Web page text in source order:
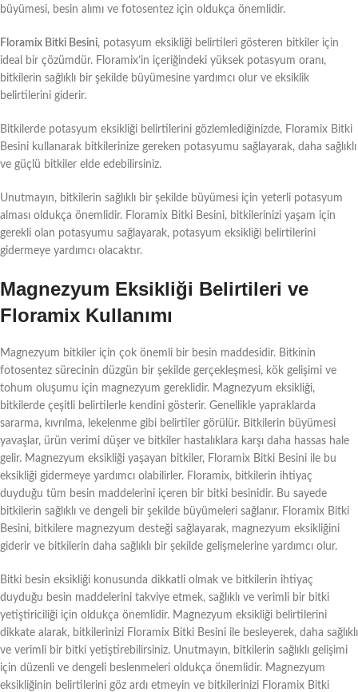
büyümesi, besin alımı ve fotosentez için oldukça önemlidir.
Floramix Bitki Besini, potasyum eksikliği belirtileri gösteren bitkiler için
ideal bir çözümdür. Floramix’in içeriğindeki yüksek potasyum oranı,
bitkilerin sağlıklı bir şekilde büyümesine yardımcı olur ve eksiklik
belirtilerini giderir.
Bitkilerde potasyum eksikliği belirtilerini gözlemlediğinizde, Floramix Bitki
Besini kullanarak bitkilerinize gereken potasyumu sağlayarak, daha sağlıklı
ve güçlü bitkiler elde edebilirsiniz.
Unutmayın, bitkilerin sağlıklı bir şekilde büyümesi için yeterli potasyum
alması oldukça önemlidir. Floramix Bitki Besini, bitkilerinizi yaşam için
gerekli olan potasyumu sağlayarak, potasyum eksikliği belirtilerini
gidermeye yardımcı olacaktır.
Magnezyum Eksikliği Belirtileri ve
Floramix Kullanımı
Magnezyum bitkiler için çok önemli bir besin maddesidir. Bitkinin
fotosentez sürecinin düzgün bir şekilde gerçekleşmesi, kök gelişimi ve
tohum oluşumu için magnezyum gereklidir. Magnezyum eksikliği,
bitkilerde çeşitli belirtilerle kendini gösterir. Genellikle yapraklarda
sararma, kıvrılma, lekelenme gibi belirtiler görülür. Bitkilerin büyümesi
yavaşlar, ürün verimi düşer ve bitkiler hastalıklara karşı daha hassas hale
gelir. Magnezyum eksikliği yaşayan bitkiler, Floramix Bitki Besini ile bu
eksikliği gidermeye yardımcı olabilirler. Floramix, bitkilerin ihtiyaç
duyduğu tüm besin maddelerini içeren bir bitki besinidir. Bu sayede
bitkilerin sağlıklı ve dengeli bir şekilde büyümeleri sağlanır. Floramix Bitki
Besini, bitkilere magnezyum desteği sağlayarak, magnezyum eksikliğini
giderir ve bitkilerin daha sağlıklı bir şekilde gelişmelerine yardımcı olur.
Bitki besin eksikliği konusunda dikkatli olmak ve bitkilerin ihtiyaç
duyduğu besin maddelerini takviye etmek, sağlıklı ve verimli bir bitki
yetiştiriciliği için oldukça önemlidir. Magnezyum eksikliği belirtilerini
dikkate alarak, bitkilerinizi Floramix Bitki Besini ile besleyerek, daha sağlıklı
ve verimli bir bitki yetiştirebilirsiniz. Unutmayın, bitkilerin sağlıklı gelişimi
için düzenli ve dengeli beslenmeleri oldukça önemlidir. Magnezyum
eksikliğinin belirtilerini göz ardı etmeyin ve bitkilerinizi Floramix Bitki